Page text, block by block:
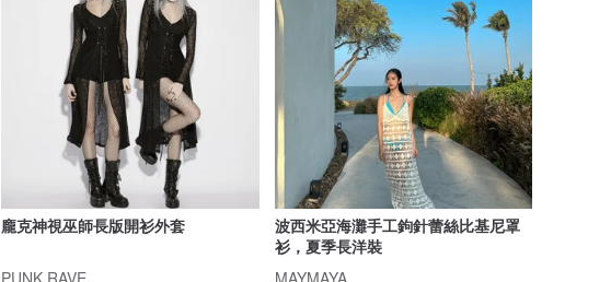
龐克神視巫師長版開衫外套
波西米亞海灘手工鉤針蕾絲比基尼罩
衫，夏季長洋裝